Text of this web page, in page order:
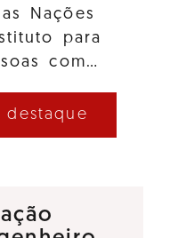
Nações
para
com…